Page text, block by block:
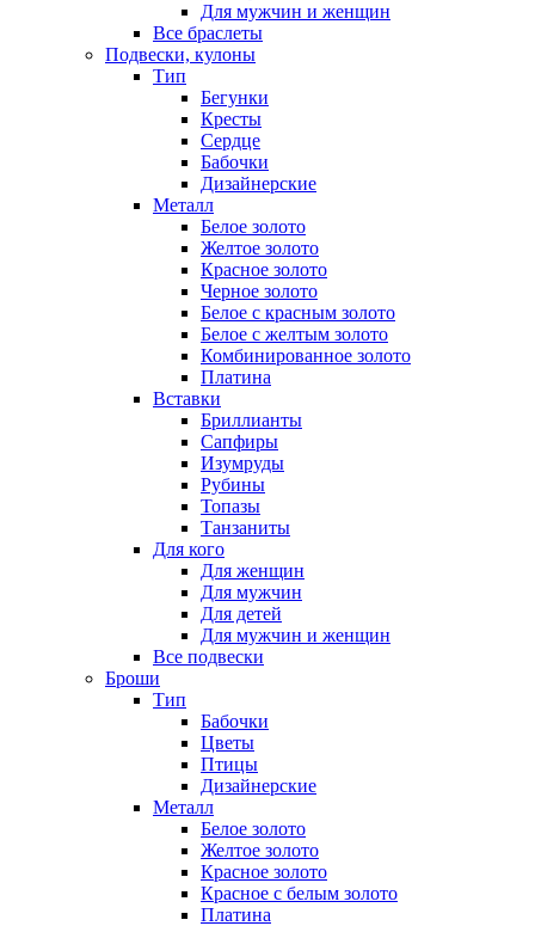
Для мужчин и женщин
Все браслеты
Подвески, кулоны
Тип
Бегунки
Кресты
Сердце
Бабочки
Дизайнерские
Металл
Белое золото
Желтое золото
Красное золото
Черное золото
Белое с красным золото
Белое с желтым золото
Комбинированное золото
Платина
Вставки
Бриллианты
Сапфиры
Изумруды
Рубины
Топазы
Танзаниты
Для кого
Для женщин
Для мужчин
Для детей
Для мужчин и женщин
Все подвески
Броши
Тип
Бабочки
Цветы
Птицы
Дизайнерские
Металл
Белое золото
Желтое золото
Красное золото
Красное с белым золото
Платина